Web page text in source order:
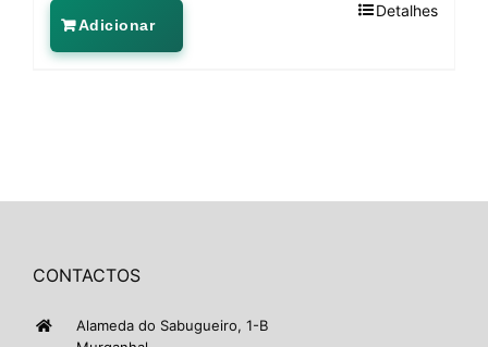
Adicionar
Detalhes
CONTACTOS
Alameda do Sabugueiro, 1-B